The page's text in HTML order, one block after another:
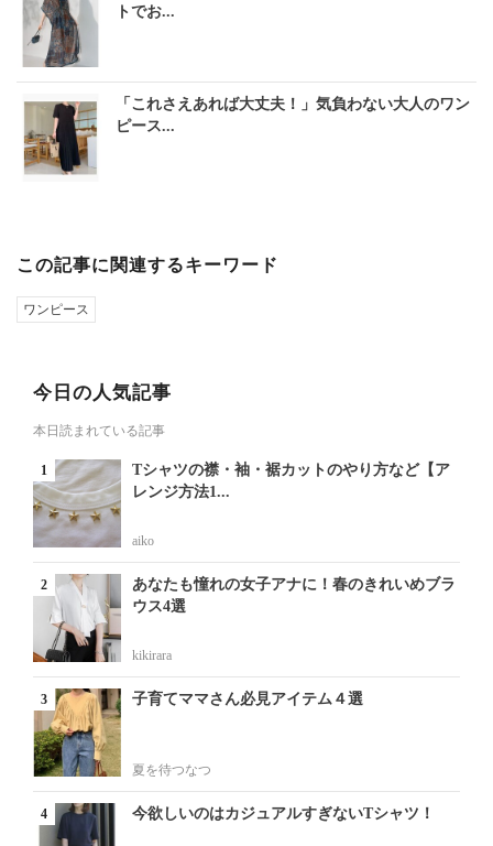
トでお...
「これさえあれば大丈夫！」気負わない大人のワン
ピース...
この記事に関連するキーワード
ワンピース
今日の人気記事
本日読まれている記事
Tシャツの襟・袖・裾カットのやり方など【ア
レンジ方法1...
aiko
あなたも憧れの女子アナに！春のきれいめブラ
ウス4選
kikirara
子育てママさん必見アイテム４選
夏を待つなつ
今欲しいのはカジュアルすぎないTシャツ！